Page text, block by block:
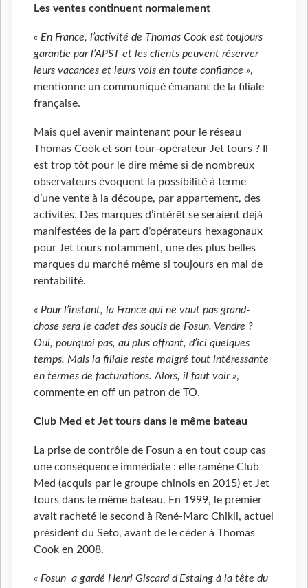
Les ventes continuent normalement
« En France, l’activité de Thomas Cook est toujours
garantie par l’APST et les clients peuvent réserver
leurs vacances et leurs vols en toute confiance »,
mentionne un communiqué émanant de la filiale
française.
Mais quel avenir maintenant pour le réseau
Thomas Cook et son tour-opérateur Jet tours ? Il
est trop tôt pour le dire même si de nombreux
observateurs évoquent la possibilité à terme
d’une vente à la découpe, par appartement, des
activités. Des marques d’intérêt se seraient déjà
manifestées de la part d’opérateurs hexagonaux
pour Jet tours notamment, une des plus belles
marques du marché même si toujours en mal de
rentabilité.
« Pour l’instant, la France qui ne vaut pas grand-
chose sera le cadet des soucis de Fosun. Vendre ?
Oui, pourquoi pas, au plus offrant, d’ici quelques
temps. Mais la filiale reste malgré tout intéressante
en termes de facturations. Alors, il faut voir »,
commente en off un patron de TO.
Club Med et Jet tours dans le même bateau
La prise de contrôle de Fosun a en tout coup cas
une conséquence immédiate : elle ramène Club
Med (acquis par le groupe chinois en 2015) et Jet
tours dans le même bateau. En 1999, le premier
avait racheté le second à René-Marc Chikli, actuel
président du Seto, avant de le céder à Thomas
Cook en 2008.
« Fosun a gardé Henri Giscard d’Estaing à la tête du